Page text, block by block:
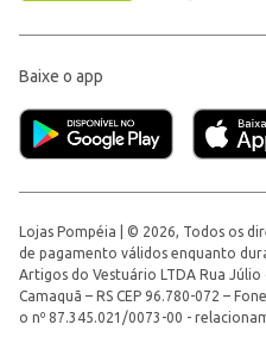
Baixe o app
Lojas Pompéia | © 2026, Todos os
de pagamento válidos enquanto
Artigos do Vestuário LTDA Rua Júlio
Camaquã – RS CEP 96.780-072 –
o nº 87.345.021/0073-00 -